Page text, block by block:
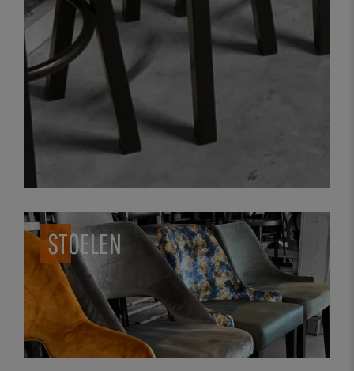
STOELEN